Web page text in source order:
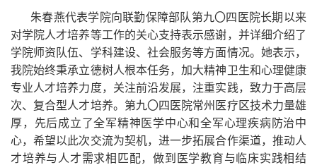
朱春燕代表学院向联勤保障部队第九〇四医院长期以来
对学院人才培养等工作的关心支持表示感谢，并详细介绍了
学院师资队伍、学科建设、社会服务等方面情况。她表示，
我院始终秉承立德树人根本任务，加大精神卫生和心理健康
专业人才培养力度，关注前沿发展，注重实践，致力于高层
次、复合型人才培养。第九〇四医院常州医疗区技术力量雄
厚，先后成立了全军精神医学中心和全军心理疾病防治中
心，希望以此次交流为契机，进一步拓展合作渠道，推动人
才培养与人才需求相匹配，做到医学教育与临床实践相结